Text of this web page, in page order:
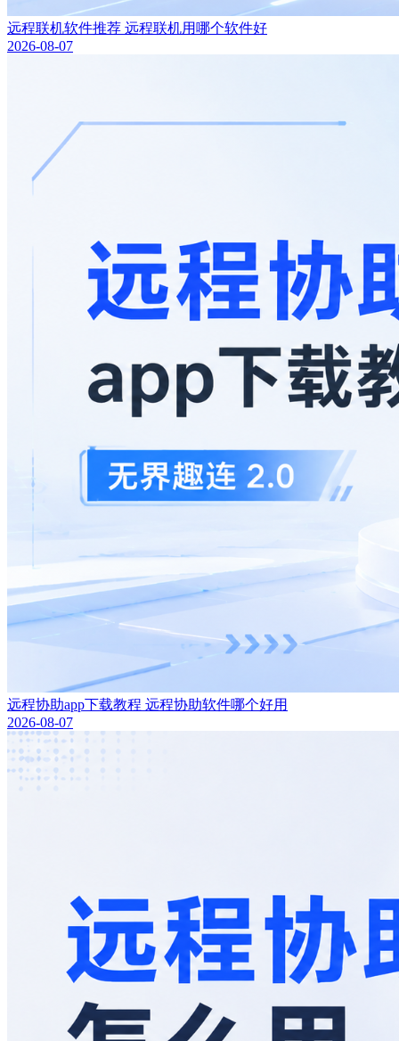
远程联机软件推荐 远程联机用哪个软件好
2026-08-07
远程协助app下载教程 远程协助软件哪个好用
2026-08-07